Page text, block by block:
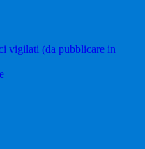
vigilati (da pubblicare in